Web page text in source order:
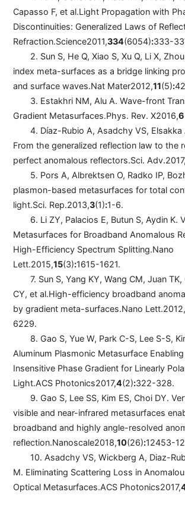
Capasso F, et al.Light Propagation with
Discontinuities: Generalized Laws of
Refraction.Science2011,334(6054):333-
2. Sun S, He Q, Xiao S, Xu Q, Li X,
index meta-surfaces as a bridge linking
and surface waves.Nat Mater2012,11(5):
3. Estakhri NM, Alu A. Wave-front
Gradient Metasurfaces.Phys. Rev. X2016,6
4. Díaz-Rubio A, Asadchy VS, Elsakka
From the generalized reflection law to the
perfect anomalous reflectors.Sci. Adv.
5. Pors A, Albrektsen O, Radko IP,
plasmon-based metasurfaces for total
light.Sci. Rep.2013,3(1):1-6.
6. Li ZY, Palacios E, Butun S, Aydin K.
Metasurfaces for Broadband Anomalous
High-Efficiency Spectrum Splitting.Nano
Lett.2015,15(3):1615-1621.
7. Sun S, Yang KY, Wang CM, Juan
CY, et al.High-efficiency broadband
by gradient meta-surfaces.Nano Lett.
6229.
8. Gao S, Yue W, Park C-S, Lee S-S,
Aluminum Plasmonic Metasurface
Insensitive Phase Gradient for Linearly
Light.ACS Photonics2017,4(2):322-328.
9. Gao S, Lee SS, Kim ES, Choi DY.
visible and near-infrared metasurfaces
broadband and highly angle-resolved
reflection.Nanoscale2018,10(26):12453-
10. Asadchy VS, Wickberg A, Diaz-
M. Eliminating Scattering Loss in
Optical Metasurfaces.ACS Photonics2017,